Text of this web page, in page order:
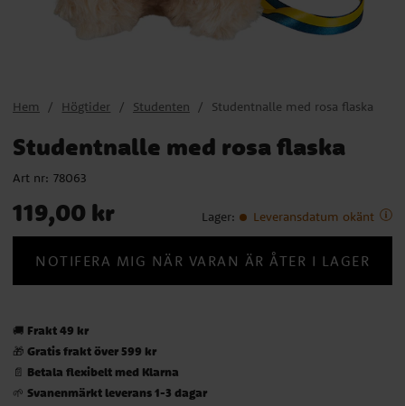
Hem Högtider Studenten Studentnalle med rosa flaska
Studentnalle med rosa flaska
Art nr: 78063
Pris:119,00 kr
119,00 kr Lager: Leveransdatum okänt
NOTIFERA MIG NÄR VARAN ÄR ÅTER I LAGER
🚚 Frakt 49 kr
🎁 Gratis frakt över 599 kr
📄 Betala flexibelt med Klarna
🌱 Svanenmärkt leverans 1-3 dagar